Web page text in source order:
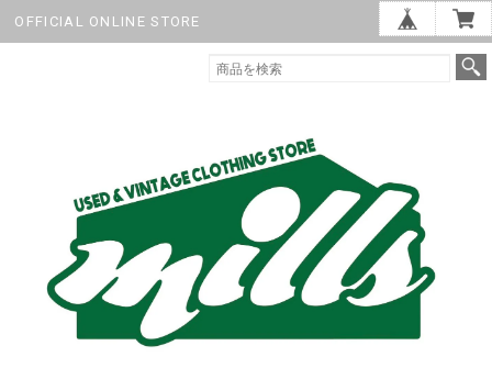
OFFICIAL ONLINE STORE